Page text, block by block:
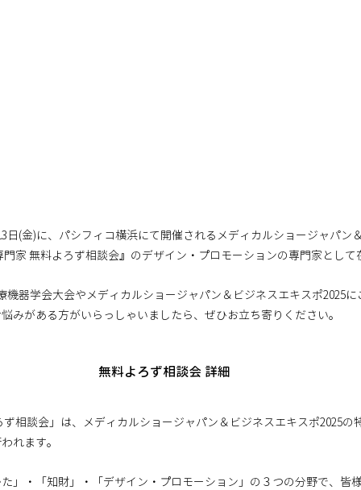
日(金)に、パシフィコ横浜にて開催されるメディカルショージャパン
門家 無料よろず相談会』のデザイン・プロモーションの専門家とし
機器学会大会やメディカルショージャパン＆ビジネスエキスポ2025
みがある方がいらっしゃいましたら、ぜひお立ち寄りください。
無料よろず相談会 詳細
ず相談会」は、メディカルショージャパン＆ビジネスエキスポ2025の
れます。
」・「知財」・「デザイン・プロモーション」の３つの分野で、皆